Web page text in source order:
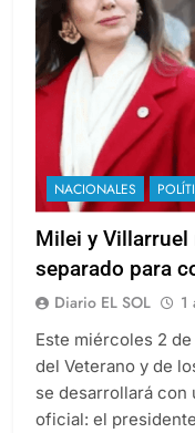
NACIONALES
Milei y
separado para
Diario EL SOL 1
Este miércoles 2
del Veterano y de
se desarrollará con
oficial: el